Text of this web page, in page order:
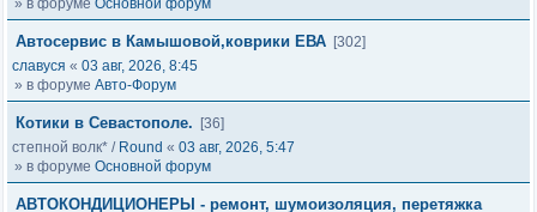
» в форуме Основной форум
Автосервис в Камышовой,коврики ЕВА [302]
славуся « 03 авг, 2026, 8:45
» в форуме Авто-Форум
Котики в Севастополе.
[36]
степной волк* / Round « 03 авг, 2026, 5:47
» в форуме Основной форум
АВТОКОНДИЦИОНЕРЫ - ремонт, шумоизоляция, перетяжка